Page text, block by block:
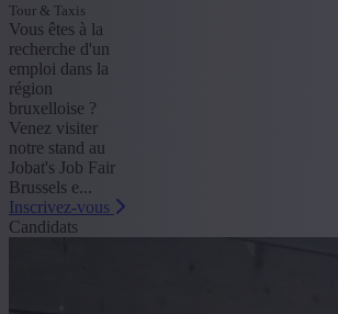
Tour & Taxis
Vous êtes à la
recherche d'un
emploi dans la
région
bruxelloise ?
Venez visiter
notre stand au
Jobat's Job Fair
Brussels e...
Inscrivez-vous
Candidats